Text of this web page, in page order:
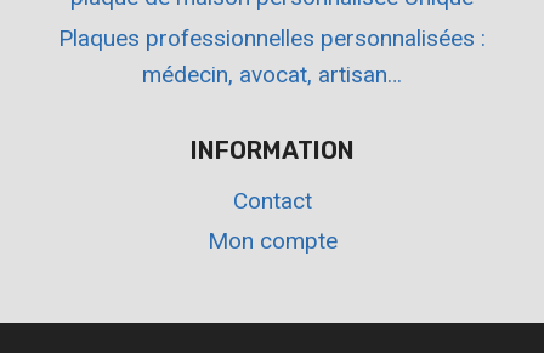
Plaques professionnelles personnalisées :
médecin, avocat, artisan…
INFORMATION
Contact
Mon compte